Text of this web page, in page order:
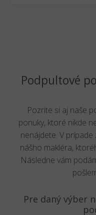
Podpultové
Pozrite si aj naše
ponuky, ktoré nikde
nenájdete. V
nášho makléra,
Následne vám
Pre daný výber